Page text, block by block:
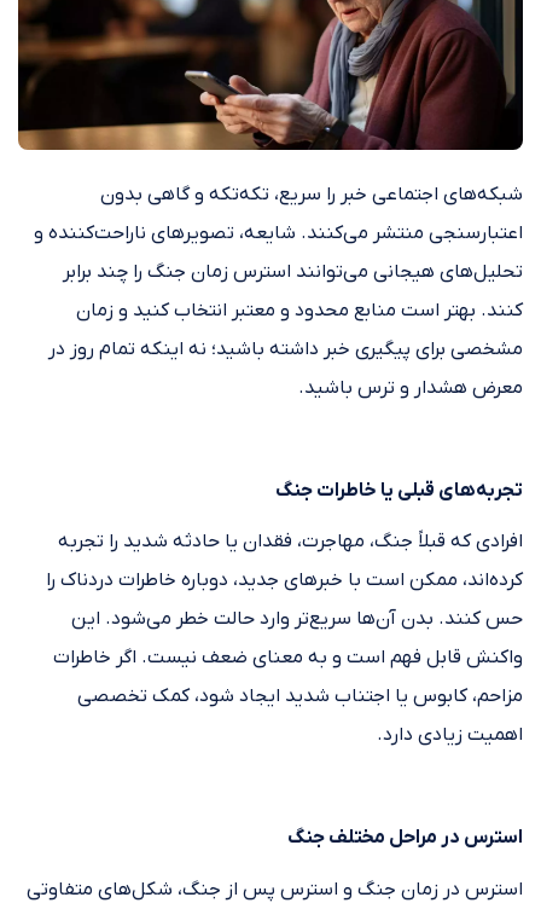
شبکه‌های اجتماعی خبر را سریع، تکه‌تکه و گاهی بدون
اعتبارسنجی منتشر می‌کنند. شایعه، تصویرهای ناراحت‌کننده و
تحلیل‌های هیجانی می‌توانند استرس زمان جنگ را چند برابر
کنند. بهتر است منابع محدود و معتبر انتخاب کنید و زمان
مشخصی برای پیگیری خبر داشته باشید؛ نه اینکه تمام روز در
معرض هشدار و ترس باشید.
تجربه‌های قبلی یا خاطرات جنگ
افرادی که قبلاً جنگ، مهاجرت، فقدان یا حادثه شدید را تجربه
کرده‌اند، ممکن است با خبرهای جدید، دوباره خاطرات دردناک را
حس کنند. بدن آن‌ها سریع‌تر وارد حالت خطر می‌شود. این
واکنش قابل فهم است و به معنای ضعف نیست. اگر خاطرات
مزاحم، کابوس یا اجتناب شدید ایجاد شود، کمک تخصصی
اهمیت زیادی دارد.
استرس در مراحل مختلف جنگ
استرس در زمان جنگ و استرس پس از جنگ، شکل‌های متفاوتی